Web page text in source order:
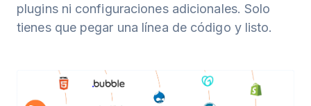
plugins ni configuraciones adicionales. Solo
tienes que pegar una línea de código y listo.